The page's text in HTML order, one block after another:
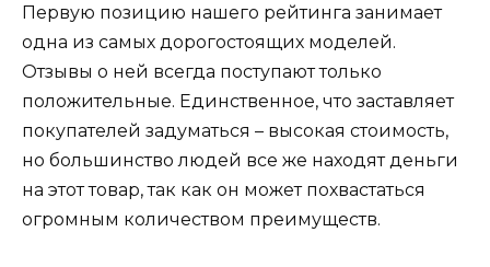
Первую позицию нашего рейтинга занимает
одна из самых дорогостоящих моделей.
Отзывы о ней всегда поступают только
положительные. Единственное, что заставляет
покупателей задуматься – высокая стоимость,
но большинство людей все же находят деньги
на этот товар, так как он может похвастаться
огромным количеством преимуществ.